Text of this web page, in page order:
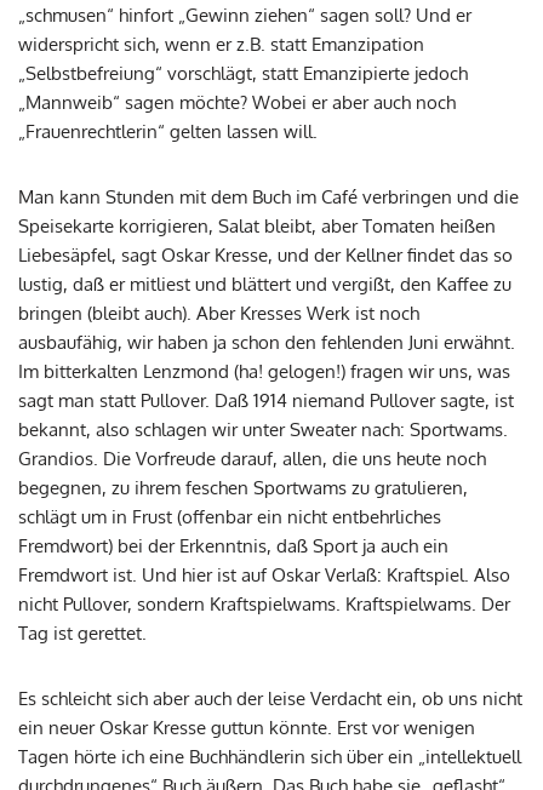
„schmusen“ hinfort „Gewinn ziehen“ sagen soll? Und er
widerspricht sich, wenn er z.B. statt Emanzipation
„Selbstbefreiung“ vorschlägt, statt Emanzipierte jedoch
„Mannweib“ sagen möchte? Wobei er aber auch noch
„Frauenrechtlerin“ gelten lassen will.
Man kann Stunden mit dem Buch im Café verbringen und die
Speisekarte korrigieren, Salat bleibt, aber Tomaten heißen
Liebesäpfel, sagt Oskar Kresse, und der Kellner findet das so
lustig, daß er mitliest und blättert und vergißt, den Kaffee zu
bringen (bleibt auch). Aber Kresses Werk ist noch
ausbaufähig, wir haben ja schon den fehlenden Juni erwähnt.
Im bitterkalten Lenzmond (ha! gelogen!) fragen wir uns, was
sagt man statt Pullover. Daß 1914 niemand Pullover sagte, ist
bekannt, also schlagen wir unter Sweater nach: Sportwams.
Grandios. Die Vorfreude darauf, allen, die uns heute noch
begegnen, zu ihrem feschen Sportwams zu gratulieren,
schlägt um in Frust (offenbar ein nicht entbehrliches
Fremdwort) bei der Erkenntnis, daß Sport ja auch ein
Fremdwort ist. Und hier ist auf Oskar Verlaß: Kraftspiel. Also
nicht Pullover, sondern Kraftspielwams. Kraftspielwams. Der
Tag ist gerettet.
Es schleicht sich aber auch der leise Verdacht ein, ob uns nicht
ein neuer Oskar Kresse guttun könnte. Erst vor wenigen
Tagen hörte ich eine Buchhändlerin sich über ein „intellektuell